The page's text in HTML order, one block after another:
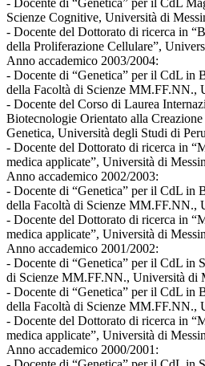
Scienze Cognitive, Università di
- Docente del Dottorato di ricerca in
della Proliferazione Cellulare”,
Anno accademico 2003/2004:
- Docente di “Genetica” per il CdL in
della Facoltà di Scienze MM.FF.NN.,
- Docente del Corso di Laurea
Biotecnologie Orientato alla
Genetica, Università degli Studi di
- Docente del Dottorato di ricerca in
medica applicate”, Università di
Anno accademico 2002/2003:
- Docente di “Genetica” per il CdL in
della Facoltà di Scienze MM.FF.NN.,
- Docente del Dottorato di ricerca in
medica applicate”, Università di
Anno accademico 2001/2002:
- Docente di “Genetica” per il CdL in
di Scienze MM.FF.NN., Università di
- Docente di “Genetica” per il CdL in
della Facoltà di Scienze MM.FF.NN.,
- Docente del Dottorato di ricerca in
medica applicate”, Università di
Anno accademico 2000/2001: